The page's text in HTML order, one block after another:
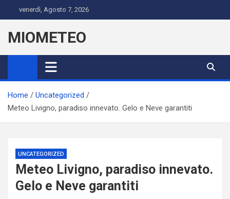
to
content
venerdì, Agosto 7, 2026
MIOMETEO
Home
Uncategorized
Meteo Livigno, paradiso innevato. Gelo e Neve garantiti
UNCATEGORIZED
Meteo Livigno, paradiso innevato.
Gelo e Neve garantiti